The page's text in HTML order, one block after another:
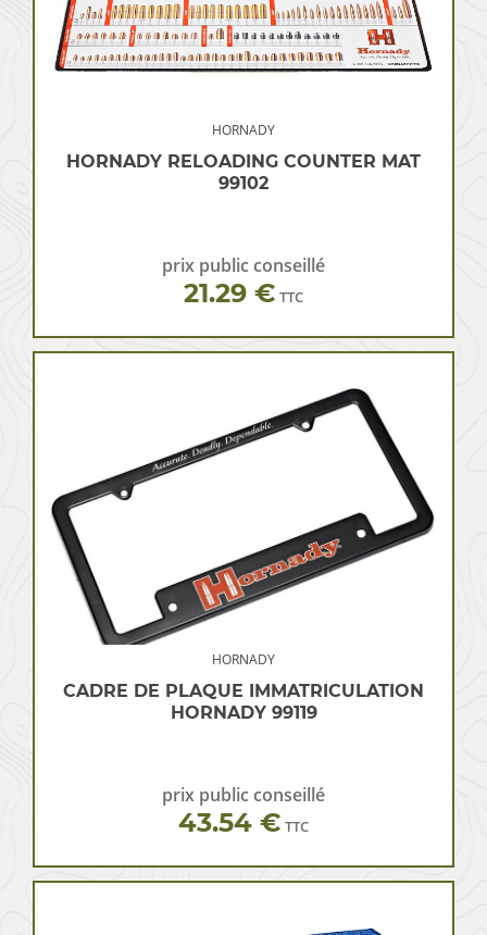
HORNADY
HORNADY RELOADING COUNTER MAT
99102
prix public conseillé
21.29 € TTC
HORNADY
CADRE DE PLAQUE IMMATRICULATION
HORNADY 99119
prix public conseillé
43.54 € TTC